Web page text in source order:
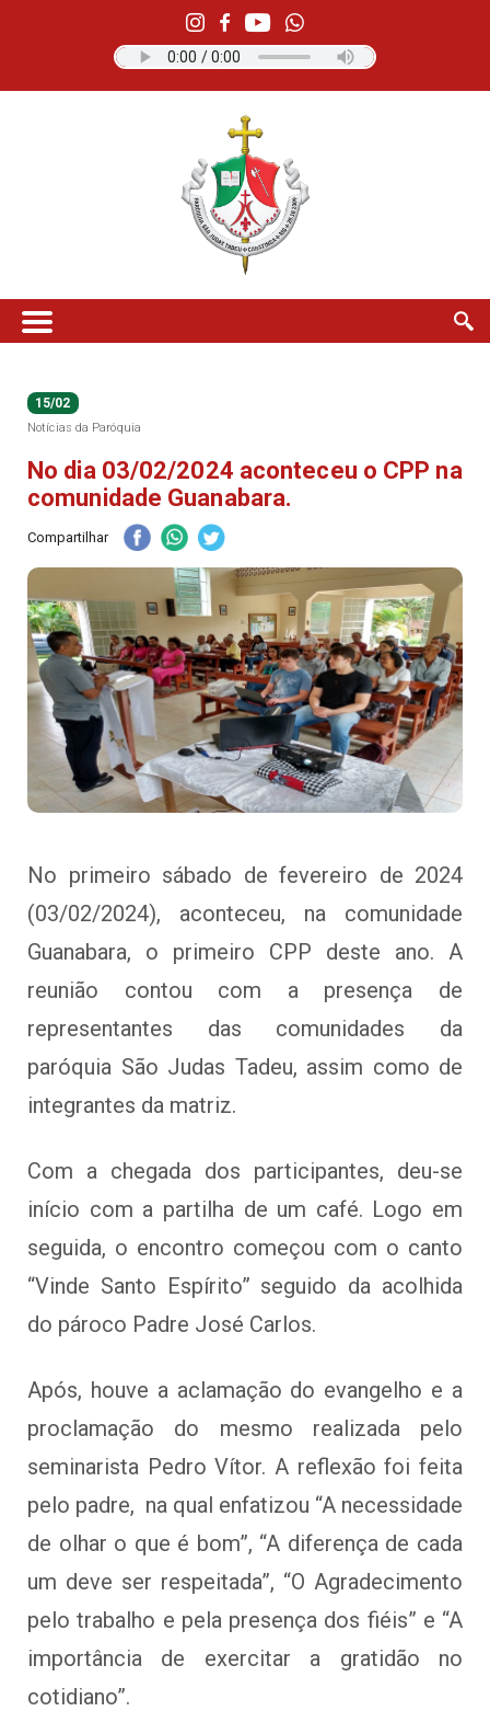
15/02
Notícias da Paróquia
No dia 03/02/2024 aconteceu o CPP na
comunidade Guanabara.
Compartilhar
No primeiro sábado de fevereiro de 2024
(03/02/2024), aconteceu, na comunidade
Guanabara, o primeiro CPP deste ano. A
reunião contou com a presença de
representantes das comunidades da
paróquia São Judas Tadeu, assim como de
integrantes da matriz.
Com a chegada dos participantes, deu-se
início com a partilha de um café. Logo em
seguida, o encontro começou com o canto
“Vinde Santo Espírito” seguido da acolhida
do pároco Padre José Carlos.
Após, houve a aclamação do evangelho e a
proclamação do mesmo realizada pelo
seminarista Pedro Vítor. A reflexão foi feita
pelo padre, na qual enfatizou “A necessidade
de olhar o que é bom”, “A diferença de cada
um deve ser respeitada”, “O Agradecimento
pelo trabalho e pela presença dos fiéis” e “A
importância de exercitar a gratidão no
cotidiano”.